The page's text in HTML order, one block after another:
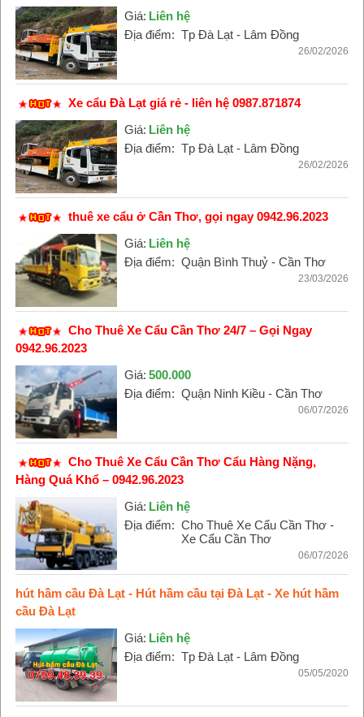
Giá: Liên hệ
Địa điểm: Tp Đà Lạt - Lâm Đồng
26/02/2026
Xe cẩu Đà Lạt giá rẻ - liên hệ 0987.871874
Giá: Liên hệ
Địa điểm: Tp Đà Lạt - Lâm Đồng
26/02/2026
thuê xe cẩu ở Cần Thơ, gọi ngay 0942.96.2023
Giá: Liên hệ
Địa điểm: Quận Bình Thuỷ - Cần Thơ
23/03/2026
Cho Thuê Xe Cẩu Cần Thơ 24/7 – Gọi Ngay
0942.96.2023
Giá: 500.000
Địa điểm: Quận Ninh Kiều - Cần Thơ
06/07/2026
Cho Thuê Xe Cẩu Cần Thơ Cẩu Hàng Nặng,
Hàng Quá Khổ – 0942.96.2023
Giá: Liên hệ
Địa điểm: Cho Thuê Xe Cẩu Cần Thơ -
Xe Cẩu Cần Thơ
06/07/2026
hút hầm cầu Đà Lạt - Hút hầm cầu tại Đà Lạt - Xe hút hầm
cầu Đà Lạt
Giá: Liên hệ
Địa điểm: Tp Đà Lạt - Lâm Đồng
05/05/2020